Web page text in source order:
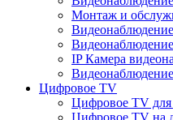
Монтаж и
IP Камера
Цифровое TV
Цифровое TV для
Цифровое TV на